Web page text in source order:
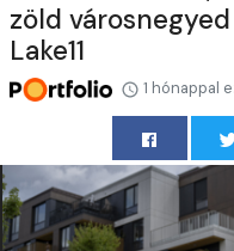
zöld
Lake11
1 hónappal